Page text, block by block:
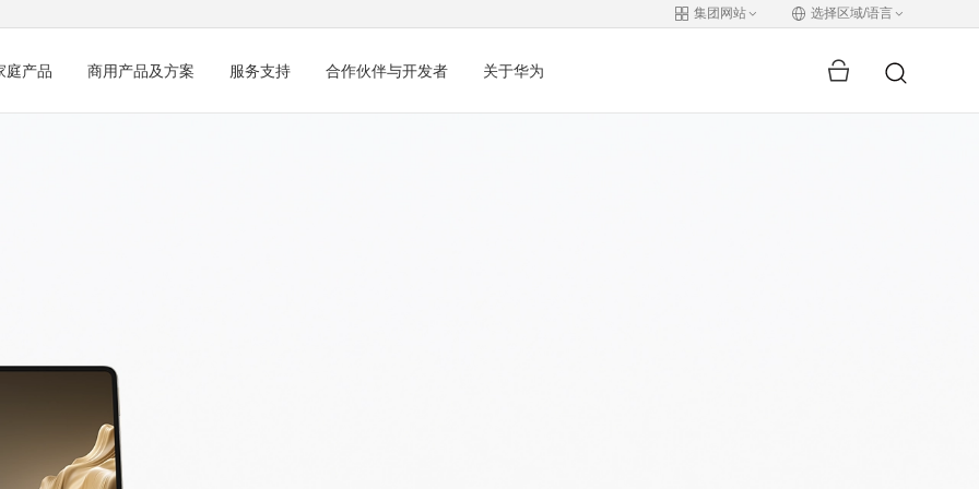
集团网站 选择区域/语言
庭产品 商用产品及方案 服务支持 合作伙伴与开发者 关于华为